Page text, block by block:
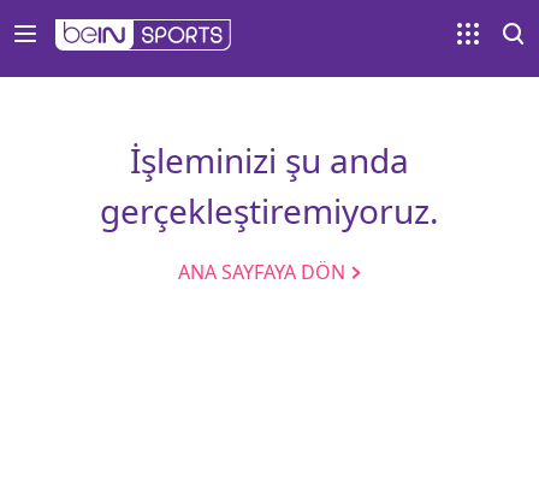
İşleminizi şu anda
gerçekleştiremiyoruz.
ANA SAYFAYA DÖN